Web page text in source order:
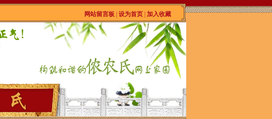
网站留言板| 设为首页| 加入收藏